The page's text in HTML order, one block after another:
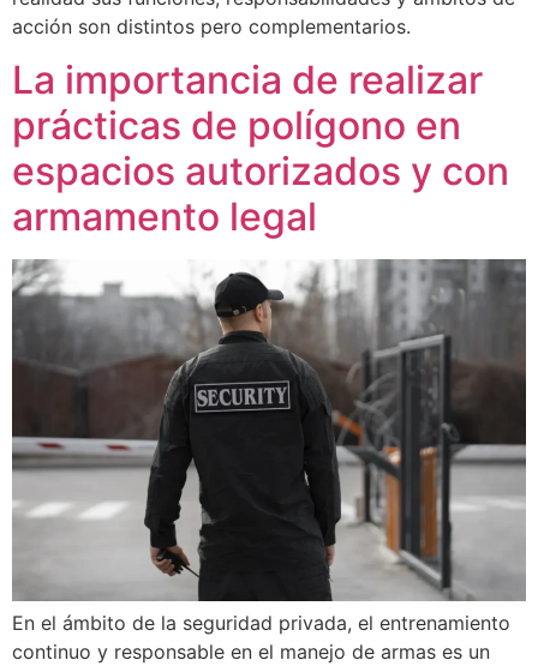
acción son distintos pero complementarios.
La importancia de realizar
prácticas de polígono en
espacios autorizados y con
armamento legal
En el ámbito de la seguridad privada, el entrenamiento
continuo y responsable en el manejo de armas es un